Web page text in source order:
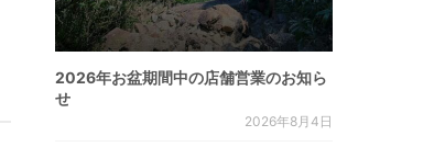
2026年お盆期間中の店舗営業のお知ら
せ
2026年8月4日